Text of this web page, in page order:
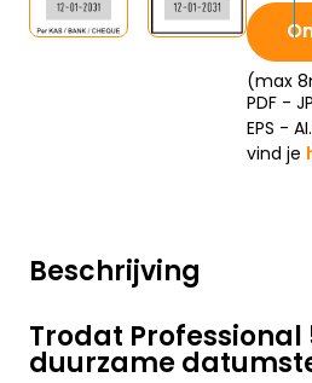
Beschrijving
Trodat Professional
duurzame
(max
PDF -
EPS -
vind je